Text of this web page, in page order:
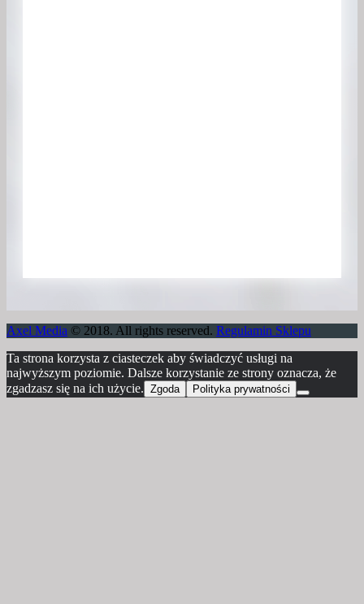
Axel Media © 2018. All rights reserved. Regulamin Sklepu
Ta strona korzysta z ciasteczek aby świadczyć usługi na
najwyższym poziomie. Dalsze korzystanie ze strony oznacza, że
zgadzasz się na ich użycie. Zgoda Polityka prywatności